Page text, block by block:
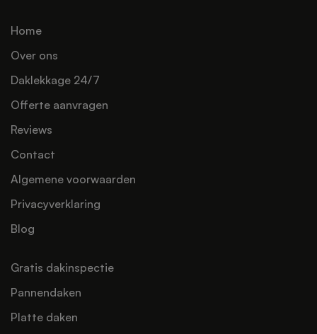
Home
Over ons
Daklekkage 24/7
Offerte aanvragen
Reviews
Contact
Algemene voorwaarden
Privacyverklaring
Blog
Gratis dakinspectie
Pannendaken
Platte daken